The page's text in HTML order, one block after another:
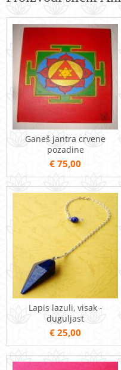
Ganeš jantra crvene
pozadine
€ 75,00
Lapis lazuli, visak -
duguljast
€ 25,00